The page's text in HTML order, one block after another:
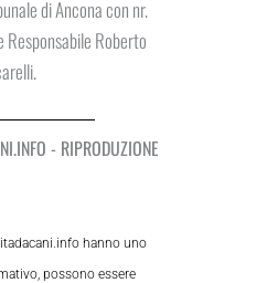
di Ancona con nr.
Roberto
- RIPRODUZIONE
hanno uno
possono essere